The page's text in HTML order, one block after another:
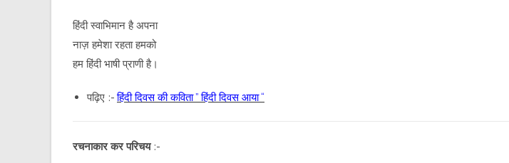
हिंदी स्वाभिमान है अपना
नाज़ हमेशा रहता हमको
हम हिंदी भाषी प्राणी है।
पढ़िए :-हिंदी दिवस की कविता ” हिंदी दिवस आया “
रचनाकार कर परिचय:-